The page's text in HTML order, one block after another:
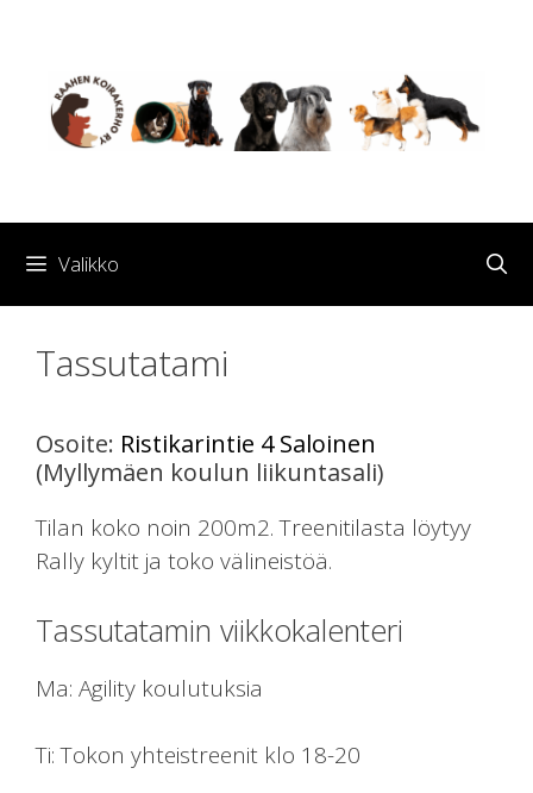
Valikko
Tassutatami
Osoite: Ristikarintie 4 Saloinen
(Myllymäen koulun liikuntasali)
Tilan koko noin 200m2. Treenitilasta löytyy
Rally kyltit ja toko välineistöä.
Tassutatamin viikkokalenteri
Ma: Agility koulutuksia
Ti: Tokon yhteistreenit klo 18-20